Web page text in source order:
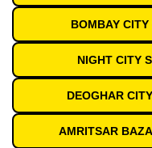
BOMBAY
NIGHT CITY
DEOGHAR
AMRITSAR